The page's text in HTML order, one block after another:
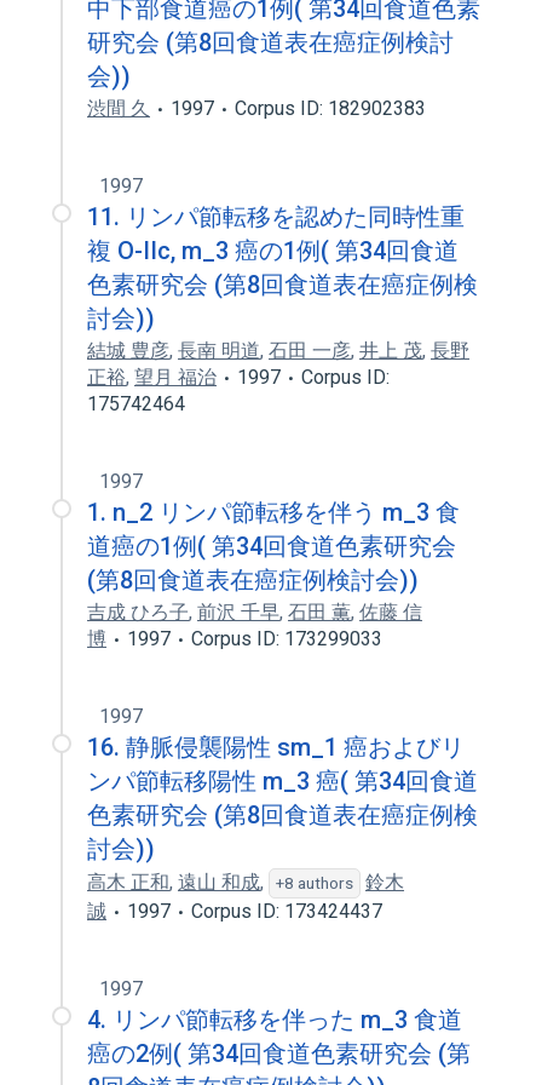
中下部食道癌の1例( 第34回食道色素
研究会 (第8回食道表在癌症例検討
会))
渋間 久 1997 Corpus ID: 182902383
1997
11. リンパ節転移を認めた同時性重
複 O-IIc, m_3 癌の1例( 第34回食道
色素研究会 (第8回食道表在癌症例検
討会))
結城 豊彦, 長南 明道, 石田 一彦, 井上 茂, 長野
正裕, 望月 福治 1997
Corpus ID:
175742464
1997
1. n_2 リンパ節転移を伴う m_3 食
道癌の1例( 第34回食道色素研究会
(第8回食道表在癌症例検討会))
吉成 ひろ子, 前沢 千早, 石田 薫, 佐藤 信
博
1997 Corpus ID: 173299033
1997
16. 静脈侵襲陽性 sm_1 癌およびリ
ンパ節転移陽性 m_3 癌( 第34回食道
色素研究会 (第8回食道表在癌症例検
討会))
高木 正和, 遠山 和成, +8 authors
鈴木
誠
1997 Corpus ID: 173424437
1997
4. リンパ節転移を伴った m_3 食道
癌の2例( 第34回食道色素研究会 (第